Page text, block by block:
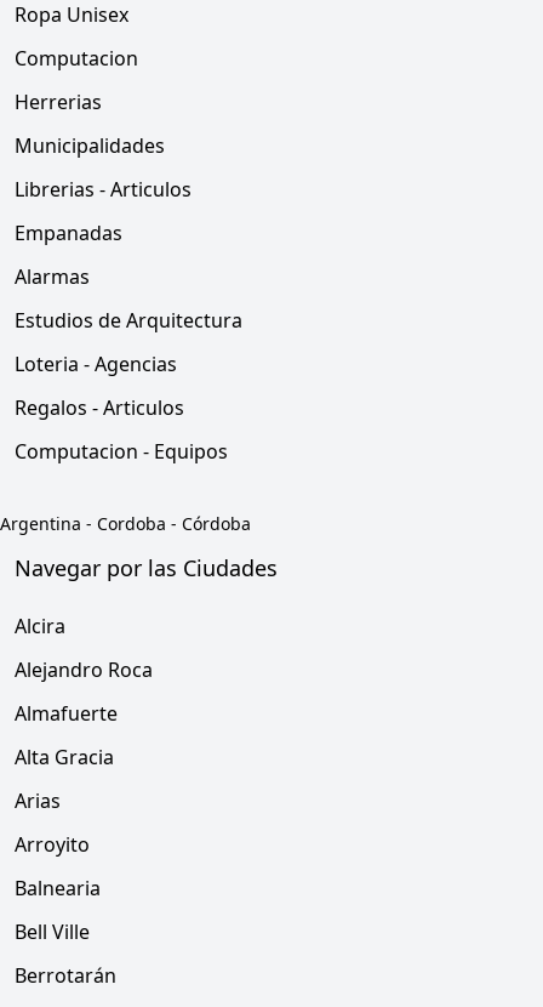
Ropa Unisex
Computacion
Herrerias
Municipalidades
Librerias - Articulos
Empanadas
Alarmas
Estudios de Arquitectura
Loteria - Agencias
Regalos - Articulos
Computacion - Equipos
Argentina - Cordoba - Córdoba
Navegar por las Ciudades
Alcira
Alejandro Roca
Almafuerte
Alta Gracia
Arias
Arroyito
Balnearia
Bell Ville
Berrotarán